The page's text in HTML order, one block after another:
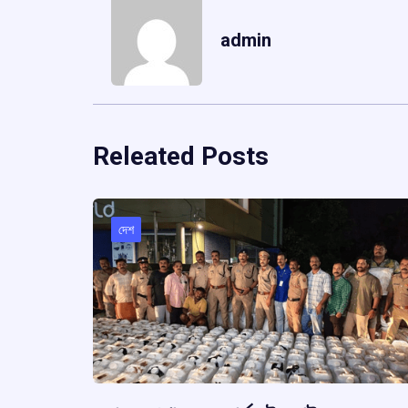
admin
Releated Posts
দেশ